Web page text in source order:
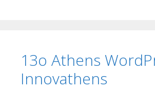
13ο Athens
Innovathens